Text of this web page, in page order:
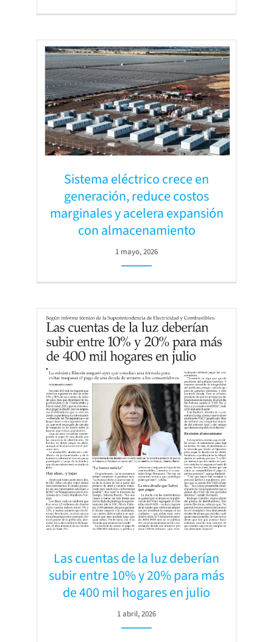
Sistema eléctrico crece en
generación, reduce costos
marginales y acelera expansión
con almacenamiento
1 mayo, 2026
Las cuentas de la luz deberían
subir entre 10% y 20% para más
de 400 mil hogares en julio
1 abril, 2026